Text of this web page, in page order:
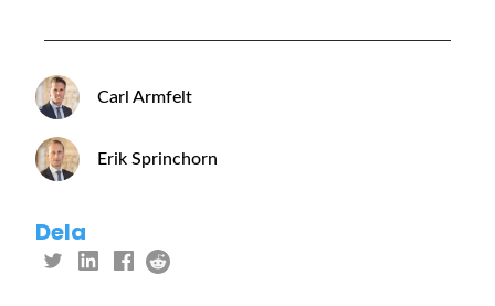
Carl Armfelt
Erik Sprinchorn
Dela